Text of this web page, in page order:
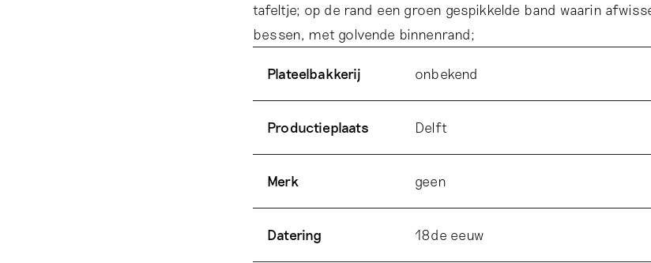
tafeltje; op de rand een groen gespikkelde band waarin
bessen, met golvende binnenrand;
Plateelbakkerij onbekend
Productieplaats Delft
Merk geen
Datering 18de eeuw